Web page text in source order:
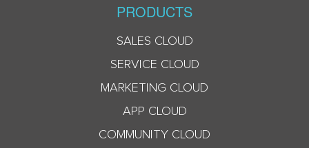
PRODUCTS
SALES CLOUD
SERVICE CLOUD
MARKETING CLOUD
APP CLOUD
COMMUNITY CLOUD